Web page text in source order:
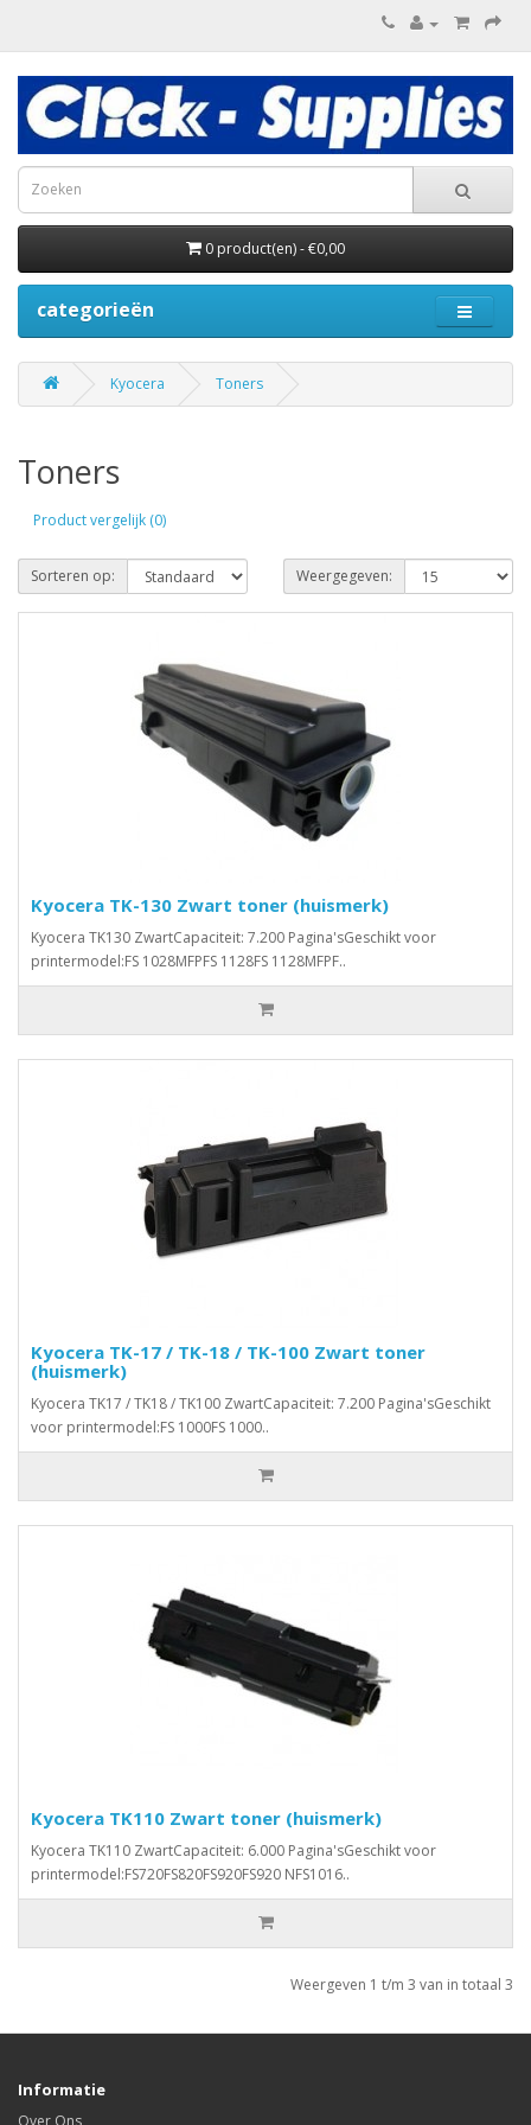
0 product(en) - €0,00
categorieën
Kyocera Toners
Toners
Product vergelijk (0)
Sorteren op: Weergegeven:
Kyocera TK-130 Zwart toner (huismerk)
Kyocera TK130 ZwartCapaciteit: 7.200 Pagina'sGeschikt voor
printermodel:FS 1028MFPFS 1128FS 1128MFPF..
Kyocera TK-17 / TK-18 / TK-100 Zwart toner
(huismerk)
Kyocera TK17 / TK18 / TK100 ZwartCapaciteit: 7.200 Pagina'sGeschikt
voor printermodel:FS 1000FS 1000..
Kyocera TK110 Zwart toner (huismerk)
Kyocera TK110 ZwartCapaciteit: 6.000 Pagina'sGeschikt voor
printermodel:FS720FS820FS920FS920 NFS1016..
Weergeven 1 t/m 3 van in totaal 3
Informatie
Over Ons